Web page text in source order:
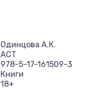
Одинцова А.К.
АСТ
978-5-17-161509-3
Книги
18+